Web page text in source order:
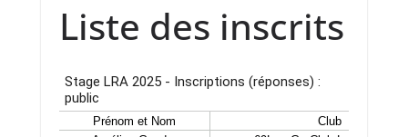
Liste des inscrits